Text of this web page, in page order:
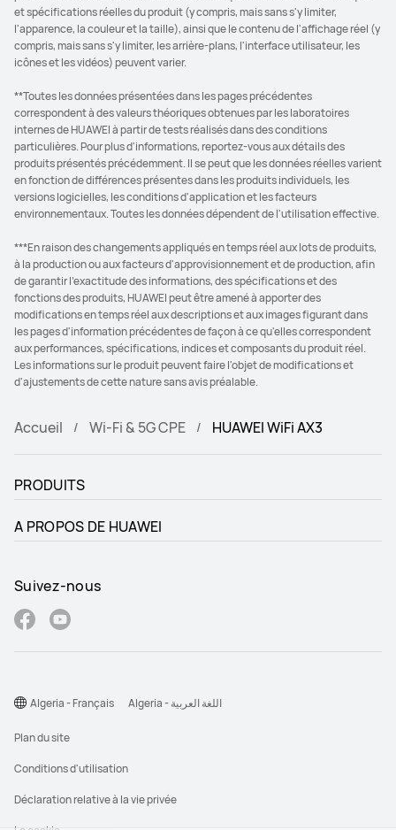
et spécifications réelles du produit (y compris, mais sans s'y limiter,
l'apparence, la couleur et la taille), ainsi que le contenu de l'affichage réel (y
compris, mais sans s'y limiter, les arrière-plans, l'interface utilisateur, les
icônes et les vidéos) peuvent varier.
**Toutes les données présentées dans les pages précédentes
correspondent à des valeurs théoriques obtenues par les laboratoires
internes de HUAWEI à partir de tests réalisés dans des conditions
particulières. Pour plus d'informations, reportez-vous aux détails des
produits présentés précédemment. Il se peut que les données réelles varient
en fonction de différences présentes dans les produits individuels, les
versions logicielles, les conditions d'application et les facteurs
environnementaux. Toutes les données dépendent de l'utilisation effective.
***En raison des changements appliqués en temps réel aux lots de produits,
à la production ou aux facteurs d'approvisionnement et de production, afin
de garantir l'exactitude des informations, des spécifications et des
fonctions des produits, HUAWEI peut être amené à apporter des
modifications en temps réel aux descriptions et aux images figurant dans
les pages d'information précédentes de façon à ce qu'elles correspondent
aux performances, spécifications, indices et composants du produit réel.
Les informations sur le produit peuvent faire l'objet de modifications et
d'ajustements de cette nature sans avis préalable.
Accueil Wi-Fi & 5G CPE HUAWEI WiFi AX3
PRODUITS
A PROPOS DE HUAWEI
Suivez-nous
Plan du site
Conditions d'utilisation
Déclaration relative à la vie privée
Algeria - Français Algeria - اللغة العربية